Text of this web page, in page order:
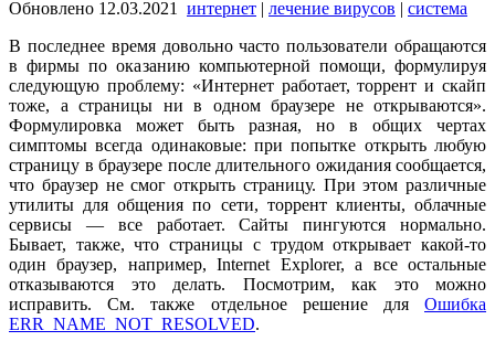
Обновлено 12.03.2021 интернет | лечение вирусов | система
В последнее время довольно часто пользователи обращаются
в фирмы по оказанию компьютерной помощи, формулируя
следующую проблему: «Интернет работает, торрент и скайп
тоже, а страницы ни в одном браузере не открываются».
Формулировка может быть разная, но в общих чертах
симптомы всегда одинаковые: при попытке открыть любую
страницу в браузере после длительного ожидания сообщается,
что браузер не смог открыть страницу. При этом различные
утилиты для общения по сети, торрент клиенты, облачные
сервисы — все работает. Сайты пингуются нормально.
Бывает, также, что страницы с трудом открывает какой-то
один браузер, например, Internet Explorer, а все остальные
отказываются это делать. Посмотрим, как это можно
исправить. См. также отдельное решение для Ошибка
ERR_NAME_NOT_RESOLVED.